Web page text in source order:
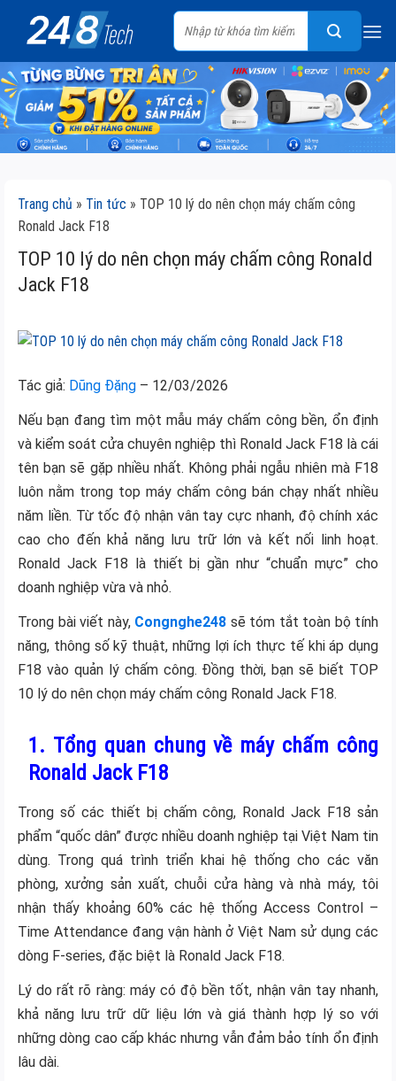
Tìm
kiếm:
Trang chủ » Tin tức » TOP 10 lý do nên chọn máy chấm công
Ronald Jack F18
TOP 10 lý do nên chọn máy chấm công Ronald
Jack F18
Tác giả: Dũng Đặng – 12/03/2026
Nếu bạn đang tìm một mẫu máy chấm công bền, ổn định
và kiểm soát cửa chuyên nghiệp thì Ronald Jack F18 là cái
tên bạn sẽ gặp nhiều nhất. Không phải ngẫu nhiên mà F18
luôn nằm trong top máy chấm công bán chạy nhất nhiều
năm liền. Từ tốc độ nhận vân tay cực nhanh, độ chính xác
cao cho đến khả năng lưu trữ lớn và kết nối linh hoạt.
Ronald Jack F18 là thiết bị gần như “chuẩn mực” cho
doanh nghiệp vừa và nhỏ.
Trong bài viết này, Congnghe248 sẽ tóm tắt toàn bộ tính
năng, thông số kỹ thuật, những lợi ích thực tế khi áp dụng
F18 vào quản lý chấm công. Đồng thời, bạn sẽ biết TOP
10 lý do nên chọn máy chấm công Ronald Jack F18.
1. Tổng quan chung về máy chấm công
Ronald Jack F18
Trong số các thiết bị chấm công, Ronald Jack F18 sản
phẩm “quốc dân” được nhiều doanh nghiệp tại Việt Nam tin
dùng. Trong quá trình triển khai hệ thống cho các văn
phòng, xưởng sản xuất, chuỗi cửa hàng và nhà máy, tôi
nhận thấy khoảng 60% các hệ thống Access Control –
Time Attendance đang vận hành ở Việt Nam sử dụng các
dòng F-series, đặc biệt là Ronald Jack F18.
Lý do rất rõ ràng: máy có độ bền tốt, nhận vân tay nhanh,
khả năng lưu trữ dữ liệu lớn và giá thành hợp lý so với
những dòng cao cấp khác nhưng vẫn đảm bảo tính ổn định
lâu dài.